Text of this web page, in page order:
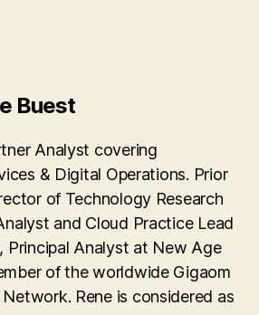
Buest
Analyst covering
& Digital Operations. Prior
of Technology Research
and Cloud Practice Lead
Principal Analyst at New Age
of the worldwide Gigaom
Rene is considered as